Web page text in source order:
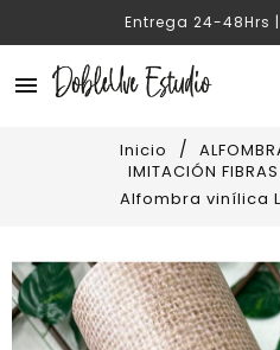
Entrega 24-48Hrs
menu
Inicio
IMITACIÓN
Alfombra vinílica